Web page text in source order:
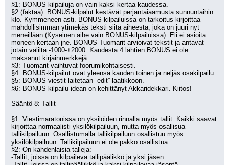
§1: BONUS-kilpailuja on vain kaksi kertaa kaudessa.
§2 (faktaa): BONUS-kilpalut kestävät perjantaiaamusta sunnuntaihin
klo. Kymmeneen asti. BONUS-kilpailuissa on tarkoitus kirjoittaa
mahdollisimman ytimekäs teksti siitä aiheesta, joka on juuri nyt
meneillään (Kyseinen aihe vain BONUS-kilpailuissa). Eli ei asioita
moneen kertaan jne. BONUS-Tuomarit arvioivat tekstit ja antavat
jotain väliltä -1000-+2000. Kaudesta 4 lähtien BONUS ei ole
maksanut kirjainmerkkejä.
§3: Tuomarit vaihtuvat foorumikohtaisesti.
§4: BONUS-kilpailut ovat yleensä kauden toinen ja neljäs osakilpailu.
§5: BONUS-viestit laitetaan ”edit”-laatikkoon.
§6: BONUS-kilpailu-idean on kehittänyt Akkaridekkari. Kiitos!
Sääntö 8: Tallit
§1: Viestimaratonissa on yksilöiden rinnalla myös tallit. Kaikki saavat
kirjoittaa normaalisti yksilökilpailuun, mutta myös osallisua
tallikilpailuun. Osallistumalla tallikilpailuun osallistuu myös
yksilökilpailuun. Tallikilpailuun ei ole pakko osallistua.
§2: On kahdenlaisia talleja:
-Tallit, joissa on kilpaileva tallipäälikkö ja yksi jäsen